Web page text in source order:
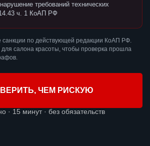
требований технических
ч. 1 КоАП РФ
санкции по действующей редакции КоАП РФ.
салона красоты, чтобы проверка прошла
ЧЕМ РИСКУЮ
· 15 минут · без обязательств